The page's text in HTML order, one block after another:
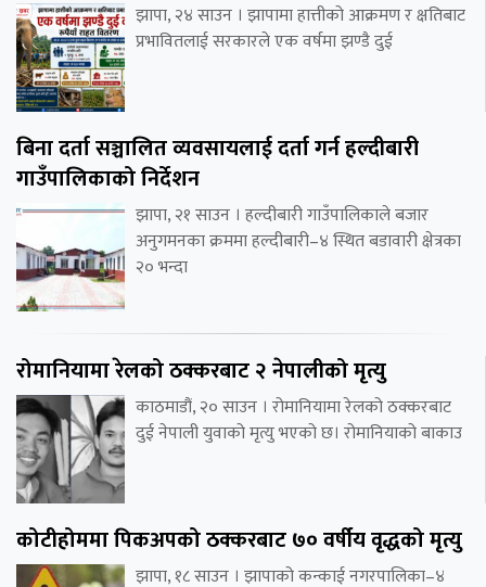
झापा, २४ साउन । झापामा हात्तीको आक्रमण र क्षतिबाट
प्रभावितलाई सरकारले एक वर्षमा झण्डै दुई
बिना दर्ता सञ्चालित व्यवसायलाई दर्ता गर्न हल्दीबारी
गाउँपालिकाको निर्देशन
झापा, २१ साउन । हल्दीबारी गाउँपालिकाले बजार
अनुगमनका क्रममा हल्दीबारी–४ स्थित बडावारी क्षेत्रका
२० भन्दा
रोमानियामा रेलको ठक्करबाट २ नेपालीको मृत्यु
काठमाडौं, २० साउन । रोमानियामा रेलको ठक्करबाट
दुई नेपाली युवाको मृत्यु भएको छ। रोमानियाको बाकाउ
कोटीहोममा पिकअपको ठक्करबाट ७० वर्षीय वृद्धको मृत्यु
झापा, १८ साउन । झापाको कन्काई नगरपालिका–४